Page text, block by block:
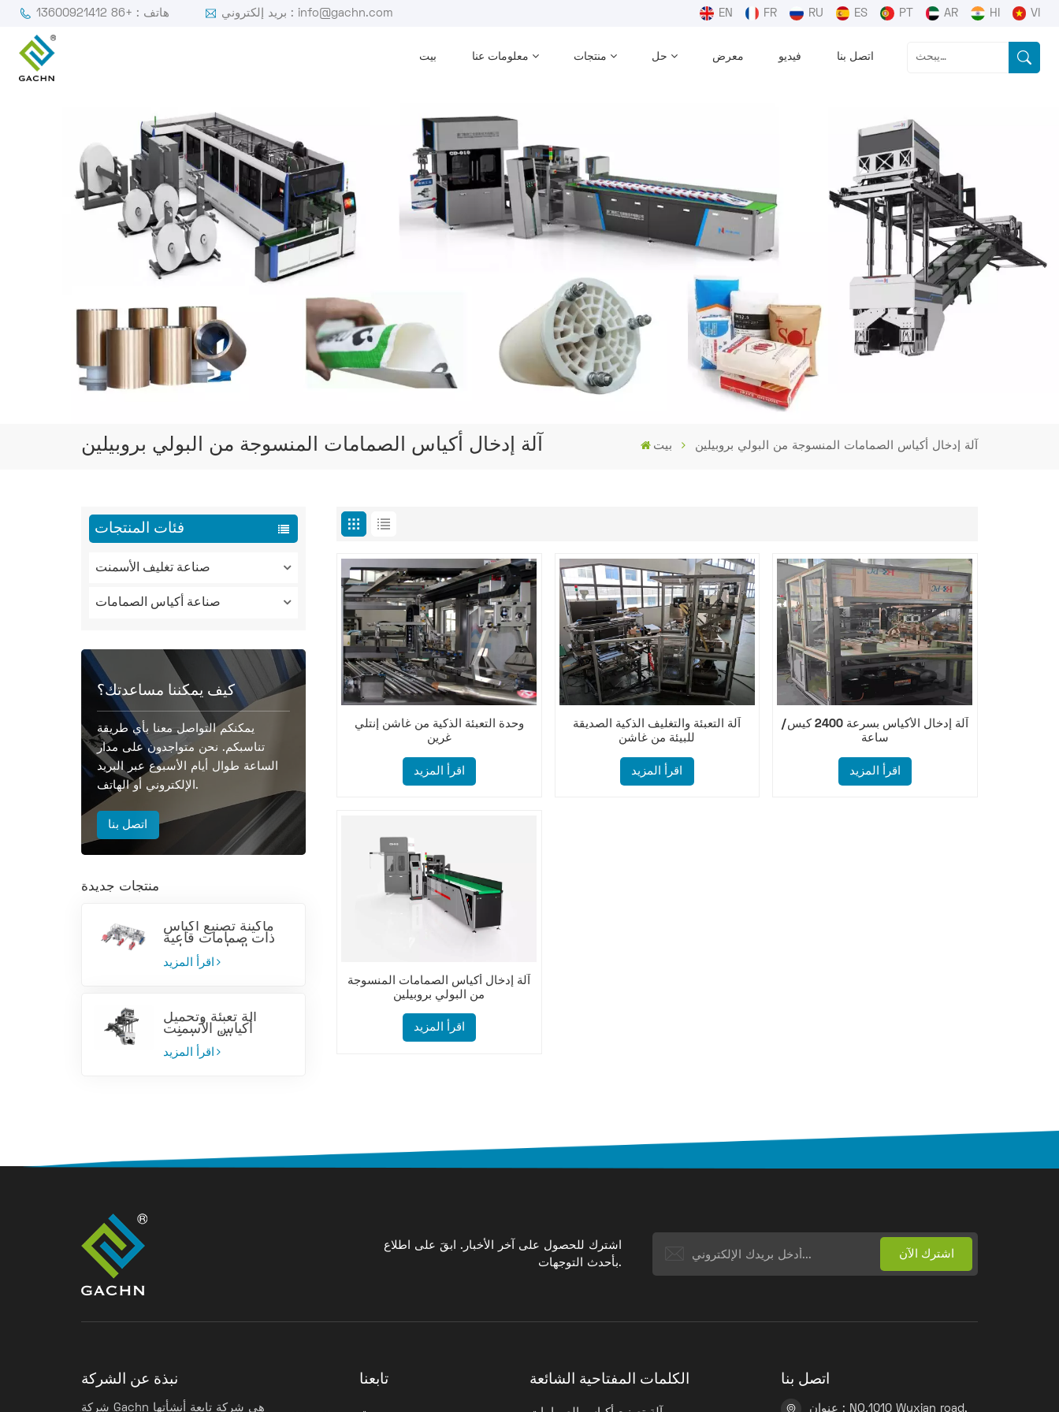
هاتف : +86 13600921412 بريد إلكتروني : info@gachn.com EN FR RU ES PT AR HI VI
بيت معلومات عنا منتجات حل معرض فيديو اتصل بنا
آلة إدخال أكياس الصمامات المنسوجة من البولي بروبيلين بيت آلة إدخال أكياس الصمامات المنسوجة من البولي بروبيلين
فئات المنتجات
صناعة تغليف الأسمنت
صناعة أكياس الصمامات
كيف يمكننا مساعدتك؟
يمكنكم التواصل معنا بأي طريقة
تناسبكم. نحن متواجدون على مدار
الساعة طوال أيام الأسبوع عبر البريد
الإلكتروني أو الهاتف.
اتصل بنا
منتجات جديدة
ماكينة تصنيع أكياس
ذات صمامات قاعية
من البولي بروبيلين
المنسوج
اقرأ المزيد
آلة تعبئة وتحميل
أكياس الأسمنت
الأوتوماتيكية
اقرأ المزيد
وحدة التعبئة الذكية من غاشن إنتلي
غرين
اقرأ المزيد
آلة التعبئة والتغليف الذكية الصديقة
للبيئة من غاشن
اقرأ المزيد
آلة إدخال الأكياس بسرعة 2400 كيس/
ساعة
اقرأ المزيد
آلة إدخال أكياس الصمامات المنسوجة
من البولي بروبيلين
اقرأ المزيد
اشترك للحصول على آخر الأخبار. ابقَ على اطلاع
بأحدث التوجهات.
نبذة عن الشركة
شركة Gachn هي شركة تابعة أنشأتها
تابعنا الكلمات المفتاحية الشائعة اتصل بنا
عنوان : NO.1010 Wuxian road,